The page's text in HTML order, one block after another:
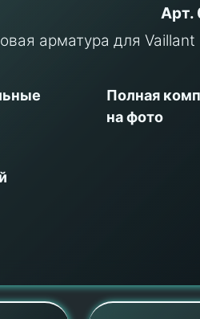
Арт.
Полная
на фото